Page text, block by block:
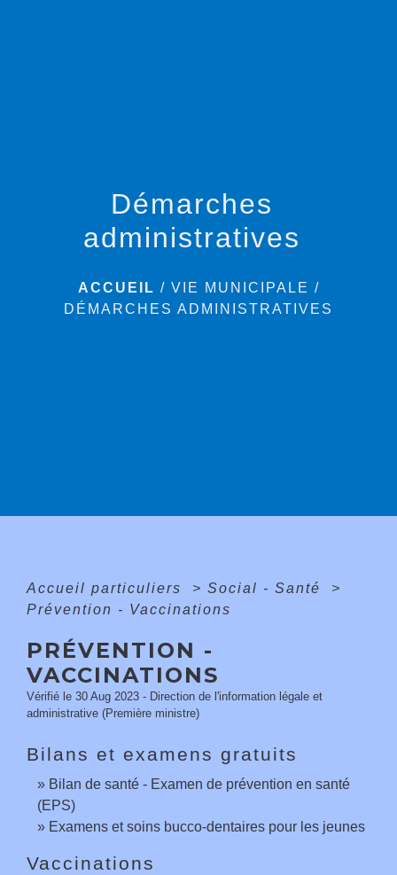
Démarches
administratives
ACCUEIL / VIE MUNICIPALE /
DÉMARCHES ADMINISTRATIVES
Accueil particuliers > Social - Santé
>
Prévention - Vaccinations
PRÉVENTION -
VACCINATIONS
Vérifié le 30 Aug 2023 - Direction de l'information légale et
administrative (Première ministre)
Bilans et examens gratuits
Bilan de santé - Examen de prévention en santé
(EPS)
Examens et soins bucco-dentaires pour les jeunes
Vaccinations